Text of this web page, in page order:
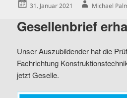
Posted
31. Januar 2021 Author
Michael
Gesellenbrief
Unser Auszubildender hat die
Fachrichtung
jetzt Geselle.